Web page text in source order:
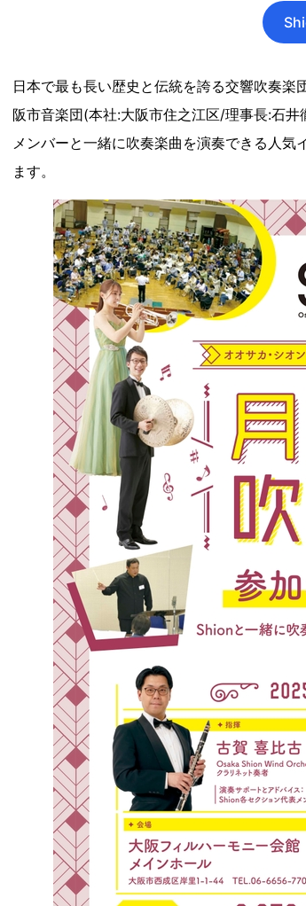
日本で最も長い歴史と伝統を誇る交響吹奏
阪市音楽団(本社:大阪市住之江区/理事長:石
メンバーと一緒に吹奏楽曲を演奏できる人
ます。